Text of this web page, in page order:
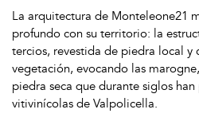
La arquitectura de Monteleone21
profundo con su territorio: la
tercios, revestida de piedra local y
vegetación, evocando las
piedra seca que durante siglos
vitivinícolas de Valpolicella.